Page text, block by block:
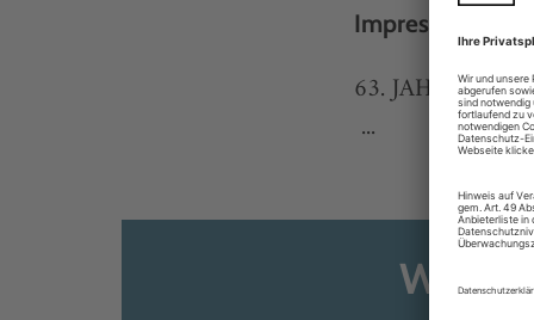
Impressum
63.
...